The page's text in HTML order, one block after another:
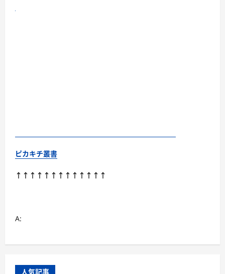
ピカキチ叢書
↑↑↑↑↑↑↑↑↑↑↑↑↑
A:
人気記事